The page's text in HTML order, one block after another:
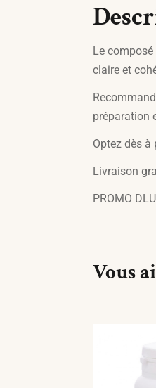
Le composé
claire et
préparation
Optez dès
Livraison
PROMO
Vous